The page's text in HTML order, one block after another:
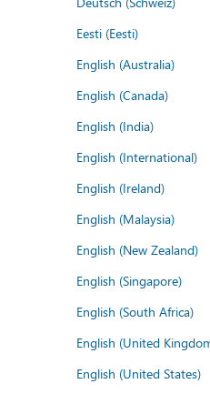
Eesti (Eesti)
English (Australia)
English (Canada)
English (India)
English (International)
English (Ireland)
English (Malaysia)
English (New Zealand)
English (Singapore)
English (South Africa)
English (United
English (United States)